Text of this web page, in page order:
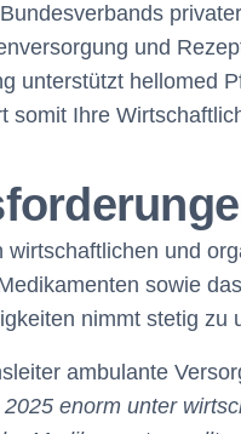
und
unterstützt hellomed
somit Ihre
und
sowie
nimmt stetig
ambulante
enorm unter